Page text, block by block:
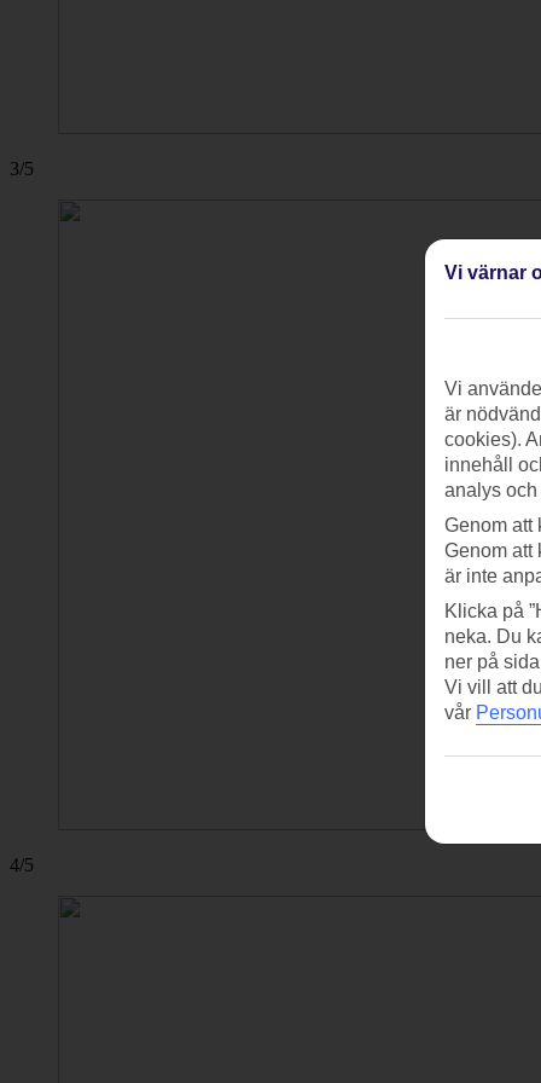
3/5
4/5
Vi värnar
Vi
är
cookies).
innehåll
analys
Genom att
Genom att
är inte
Klicka på
neka. Du
ner på
Vi vill att
vår